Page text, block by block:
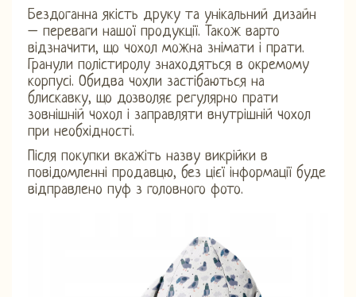
Бездоганна якість друку та унікальний дизайн
– переваги нашої продукції. Також варто
відзначити, що чохол можна знімати і прати.
Гранули полістиролу знаходяться в окремому
корпусі. Обидва чохли застібаються на
блискавку, що дозволяє регулярно прати
зовнішній чохол і заправляти внутрішній чохол
при необхідності.
Після покупки вкажіть назву викрійки в
повідомленні продавцю, без цієї інформації буде
відправлено пуф з головного фото.